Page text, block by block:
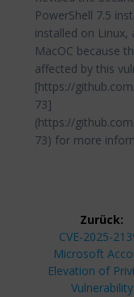
PowerShell 7.5
installed on Linux,
MacOC because
affected by this
[https://
73]
(https://
73) for more
Zurück:
Vorheriger
Beitrag:
CVE-2025-
Microsoft
Elevation of
Vulnerability